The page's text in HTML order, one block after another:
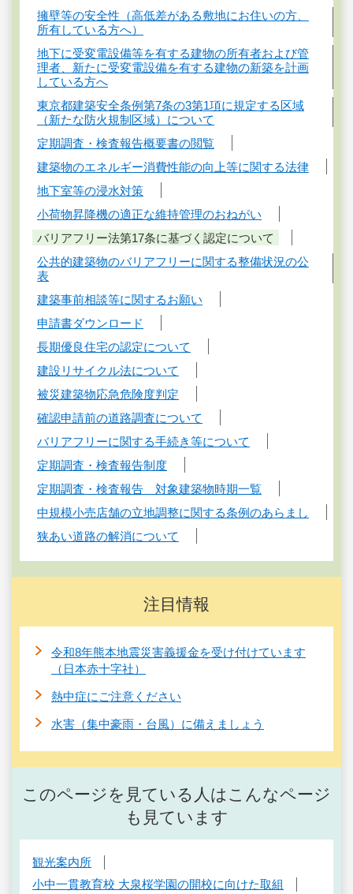
擁壁等の安全性（高低差がある敷地にお住いの方、
所有している方へ）
地下に受変電設備等を有する建物の所有者および管
理者、新たに受変電設備を有する建物の新築を計画
している方へ
東京都建築安全条例第7条の3第1項に規定する区域
（新たな防火規制区域）について
定期調査・検査報告概要書の閲覧
建築物のエネルギー消費性能の向上等に関する法律
地下室等の浸水対策
小荷物昇降機の適正な維持管理のおねがい
バリアフリー法第17条に基づく認定について
公共的建築物のバリアフリーに関する整備状況の公
表
建築事前相談等に関するお願い
申請書ダウンロード
長期優良住宅の認定について
建設リサイクル法について
被災建築物応急危険度判定
確認申請前の道路調査について
バリアフリーに関する手続き等について
定期調査・検査報告制度
定期調査・検査報告 対象建築物時期一覧
中規模小売店舗の立地調整に関する条例のあらまし
狭あい道路の解消について
注目情報
令和8年熊本地震災害義援金を受け付けています
（日本赤十字社）
熱中症にご注意ください
水害（集中豪雨・台風）に備えましょう
このページを見ている人はこんなページ
も見ています
観光案内所
小中一貫教育校 大泉桜学園の開校に向けた取組